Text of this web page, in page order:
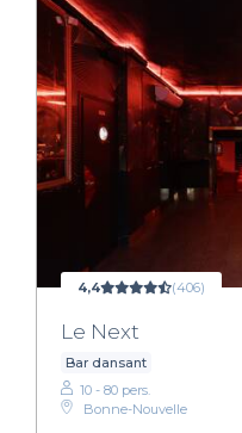
4,4 (406)
Le Next
Bar dansant
10 - 80 pers.
Bonne-Nouvelle